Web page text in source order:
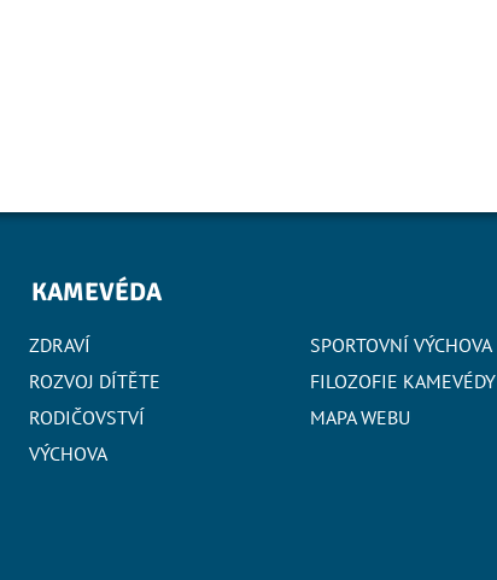
KAMEVÉDA
ZDRAVÍ
SPORTOVNÍ VÝCHOVA
ROZVOJ DÍTĚTE
FILOZOFIE KAMEVÉDY
RODIČOVSTVÍ
MAPA WEBU
VÝCHOVA